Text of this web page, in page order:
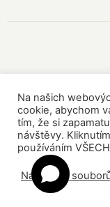
© AAU
Na našich
cookie, abychom
tím, že si
návštěvy.
používáním
Nastavení